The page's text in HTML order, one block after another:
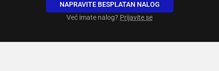
NAPRAVITE BESPLATAN NALOG
Već imate nalog? Prijavite se